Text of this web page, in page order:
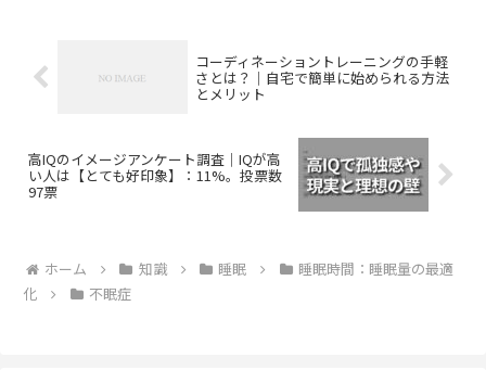
コーディネーショントレーニングの手軽
さとは？｜自宅で簡単に始められる方法
とメリット
高IQのイメージアンケート調査｜IQが高
い人は【とても好印象】：11%。投票数
97票
ホーム 知識 睡眠
睡眠時間：睡眠量の最適
化
不眠症